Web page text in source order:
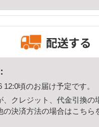
配送する
12:0頃のお届け予定です。
、クレジット、代金引換の
の決済方法の場合はこちら